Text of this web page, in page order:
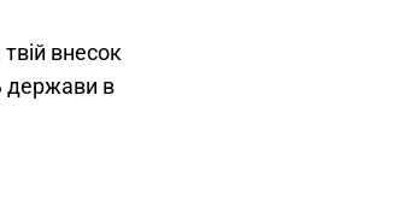
внесок
держави в